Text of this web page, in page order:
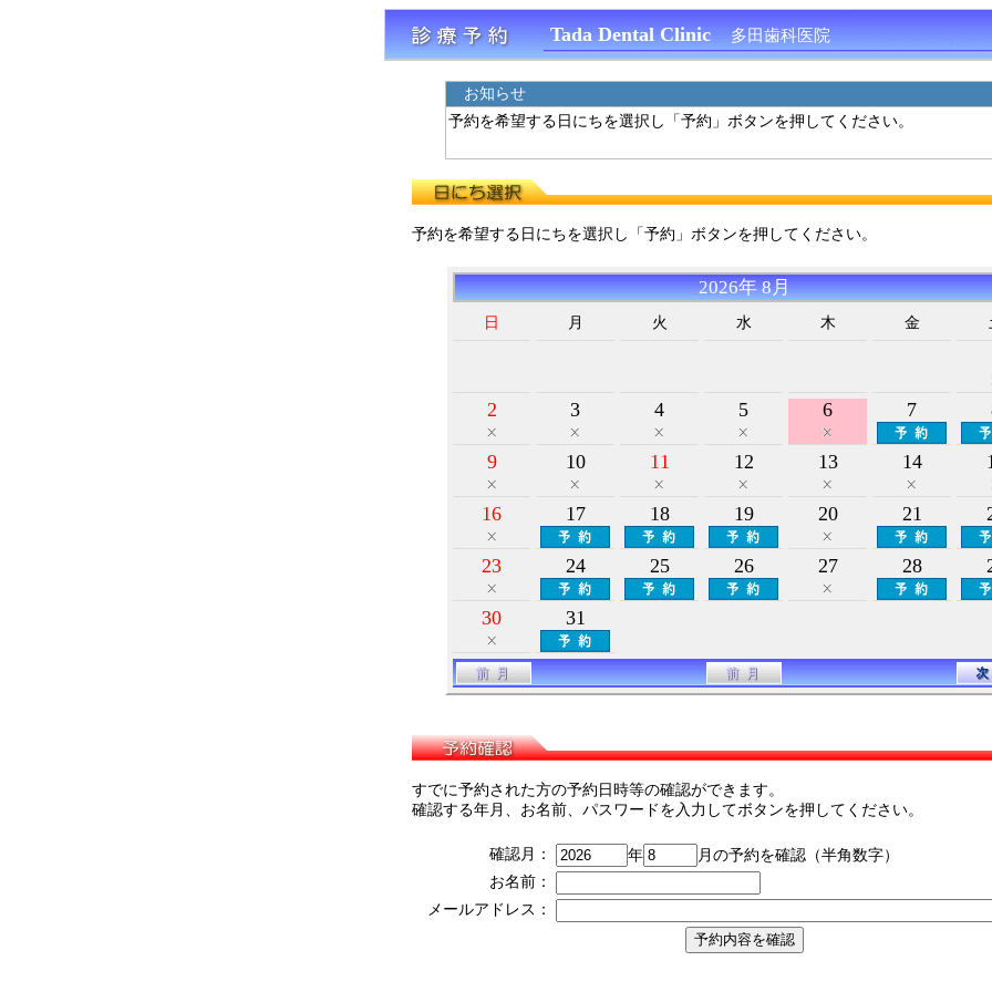
Tada Dental Clinic 多田歯科医院
お知らせ
予約を希望する日にちを選択し「予約」ボタンを押してください。
予約を希望する日にちを選択し「予約」ボタンを押してください。
2026年 8月
日 月 火 水 木 金
2 3 4 5 6 7
9 10 11 12 13 14
16 17 18 19 20 21
23 24 25 26 27 28
30 31
すでに予約された方の予約日時等の確認ができます。
確認する年月、お名前、パスワードを入力してボタンを押してください。
確認月： 年
月の予約を確認（半角数字）
お名前：
メールアドレス：